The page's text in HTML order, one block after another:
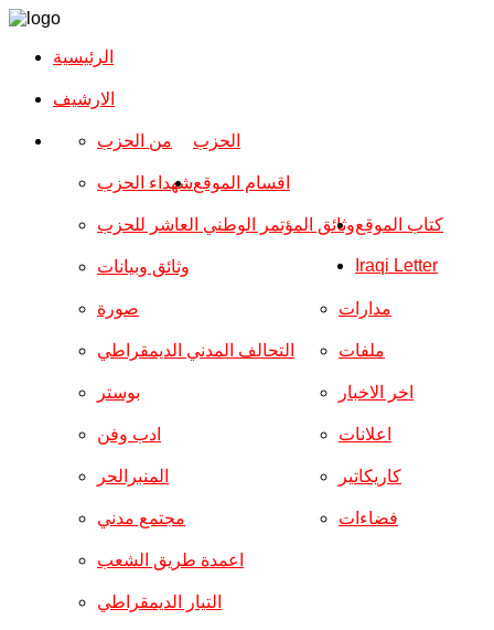
الرئيسية
الارشیف
الحزب من الحزب
شهداء الحزب
وثائق المؤتمر الوطني العاشر للحزب
وثائق وبيانات
اقسام الموقع
صورة
التحالف المدني الديمقراطي
بوستر
ادب وفن
المنبرالحر
مجتمع مدني
مدارات
ملفات
اخر الاخبار
اعلانات
كاريكاتير
فضاءات
اعمدة طريق الشعب
التيار الديمقراطي
كتاب الموقع
Iraqi Letter